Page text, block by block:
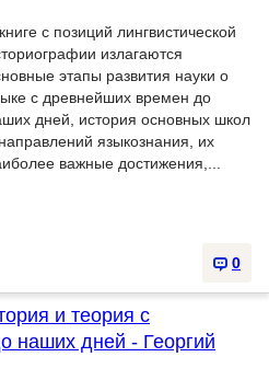
с позиций лингвистической
излагаются
этапы развития науки о
с древнейших времен до
дней, история основных школ
языкознания, их
важные достижения,...
0
и теория с
наших дней - Георгий